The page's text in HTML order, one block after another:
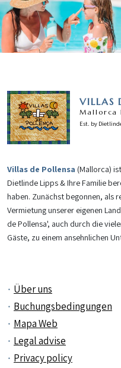
VILLAS
Mallorca
Est. by
Villas de Pollensa (Mallorca)
Dietlinde Lipps & Ihre Familie
haben. Zunächst begonnen, als
Vermietung unserer eigenen
de Pollensa', auch durch die
Gäste, zu einem ansehnlichen
Über uns
Buchungsbedingungen
Mapa Web
Legal advise
Privacy policy